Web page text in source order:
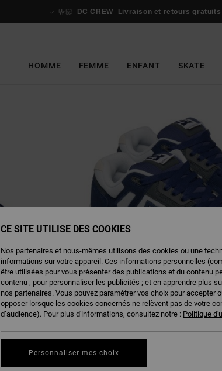
🤟🏻 DC CREW Livraison et retours
HOMME FEMME ENFANT SKATE
CE SITE UTILISE DES COOKIES
Nos partenaires et nous-mêmes utilisons des cookies ou une
informations sur votre appareil. Ces informations personnelles
être utilisées pour vous présenter des publications et du contenu
contenu ; pour personnaliser les publicités ; et en apprendre plus
nos partenaires. Vous pouvez paramétrer vos choix pour
opposer lorsque les cookies concernés ne relèvent pas de votre
d’audience). Pour plus d'informations, consultez notre : Politique
Personnaliser mes choix